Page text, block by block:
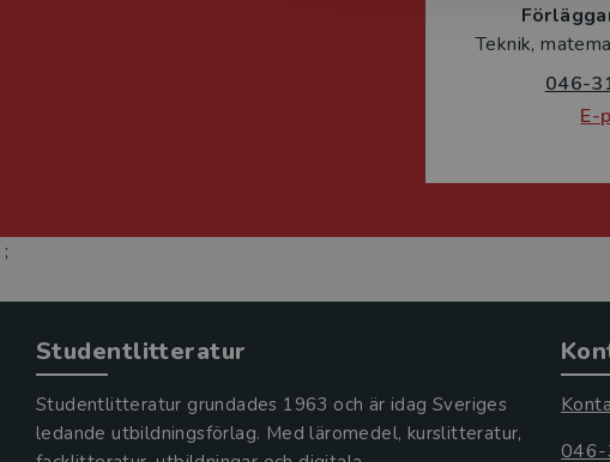
Teknik,
046-
E-
;
Studentlitteratur
Studentlitteratur grundades 1963 och är idag Sveriges
ledande utbildningsförlag. Med läromedel, kurslitteratur,
046-